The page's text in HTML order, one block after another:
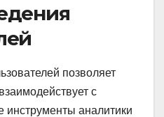
позволяет
с
инструменты аналитики